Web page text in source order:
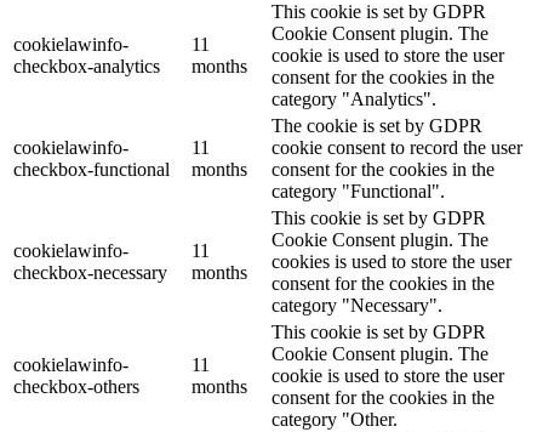
cookielawinfo-
checkbox-analytics
11
months
This cookie is set by GDPR
Cookie Consent plugin. The
cookie is used to store the user
consent for the cookies in the
category "Analytics".
cookielawinfo-
checkbox-functional
11
months
The cookie is set by GDPR
cookie consent to record the user
consent for the cookies in the
category "Functional".
cookielawinfo-
checkbox-necessary
11
months
This cookie is set by GDPR
Cookie Consent plugin. The
cookies is used to store the user
consent for the cookies in the
category "Necessary".
cookielawinfo-
checkbox-others
11
months
This cookie is set by GDPR
Cookie Consent plugin. The
cookie is used to store the user
consent for the cookies in the
category "Other.